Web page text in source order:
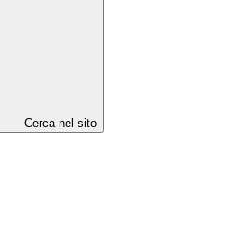
Cerca nel sito